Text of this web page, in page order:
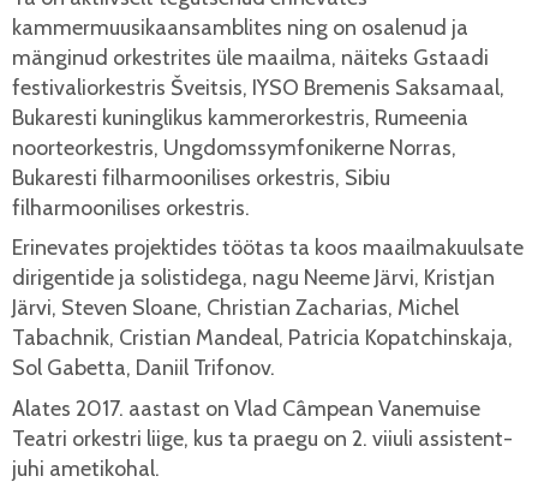
kammermuusikaansamblites ning on osalenud ja
mänginud orkestrites üle maailma, näiteks Gstaadi
festivaliorkestris Šveitsis, IYSO Bremenis Saksamaal,
Bukaresti kuninglikus kammerorkestris, Rumeenia
noorteorkestris, Ungdomssymfonikerne Norras,
Bukaresti filharmoonilises orkestris, Sibiu
filharmoonilises orkestris.
Erinevates projektides töötas ta koos maailmakuulsate
dirigentide ja solistidega, nagu Neeme Järvi, Kristjan
Järvi, Steven Sloane, Christian Zacharias, Michel
Tabachnik, Cristian Mandeal, Patricia Kopatchinskaja,
Sol Gabetta, Daniil Trifonov.
Alates 2017. aastast on Vlad Câmpean Vanemuise
Teatri orkestri liige, kus ta praegu on 2. viiuli assistent-
juhi ametikohal.